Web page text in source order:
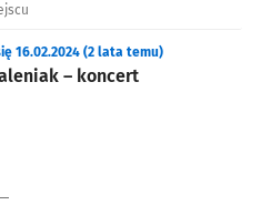
– koncert
16.02.2024 (2 lata temu)